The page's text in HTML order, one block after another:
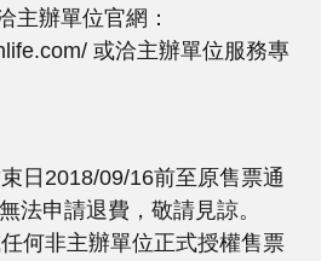
主辦單位官網：
或洽主辦單位服務專
日2018/09/16前至原售票通
法申請退費，敬請見諒。
何非主辦單位正式授權售票